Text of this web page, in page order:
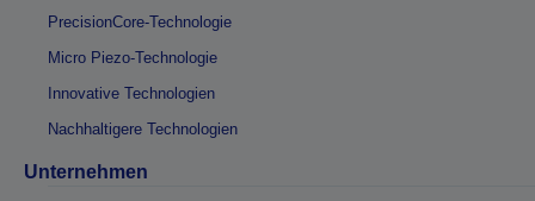
PrecisionCore-Technologie
Micro Piezo-Technologie
Innovative Technologien
Nachhaltigere Technologien
Unternehmen